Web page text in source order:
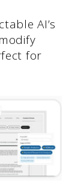
AI’s
for